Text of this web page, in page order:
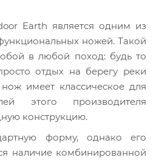
Earth является одним из
ножей. Такой
в любой поход: будь то
отдых на берегу реки
имеет классическое для
этого производителя
конструкцию.
форму, однако его
наличие комбинированной